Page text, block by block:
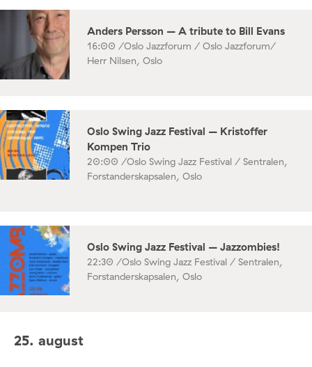
Anders Persson – A tribute to Bill Evans
16:00 /Oslo Jazzforum / Oslo Jazzforum/
Herr Nilsen, Oslo
Oslo Swing Jazz Festival – Kristoffer
Kompen Trio
20:00 /Oslo Swing Jazz Festival / Sentralen,
Forstanderskapsalen, Oslo
Oslo Swing Jazz Festival – Jazzombies!
22:30 /Oslo Swing Jazz Festival / Sentralen,
Forstanderskapsalen, Oslo
25. august